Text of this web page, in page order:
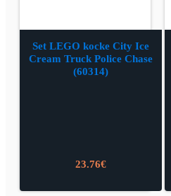
Set LEGO kocke City Ice
Cream Truck Police Chase
(60314)
23.76€